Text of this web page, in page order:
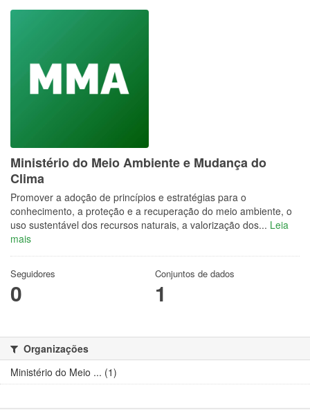
Ministério do Meio Ambiente e Mudança do
Clima
Promover a adoção de princípios e estratégias para o
conhecimento, a proteção e a recuperação do meio ambiente, o
uso sustentável dos recursos naturais, a valorização dos... Leia
mais
Seguidores
0
Conjuntos de dados
1
Organizações
Ministério do Meio ... (1)